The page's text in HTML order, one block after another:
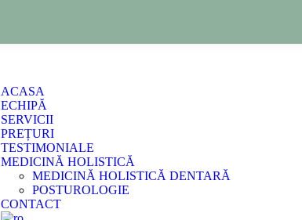
ACASA
ECHIPĂ
SERVICII
PREȚURI
TESTIMONIALE
MEDICINĂ HOLISTICĂ
MEDICINĂ HOLISTICĂ DENTARĂ
POSTUROLOGIE
CONTACT